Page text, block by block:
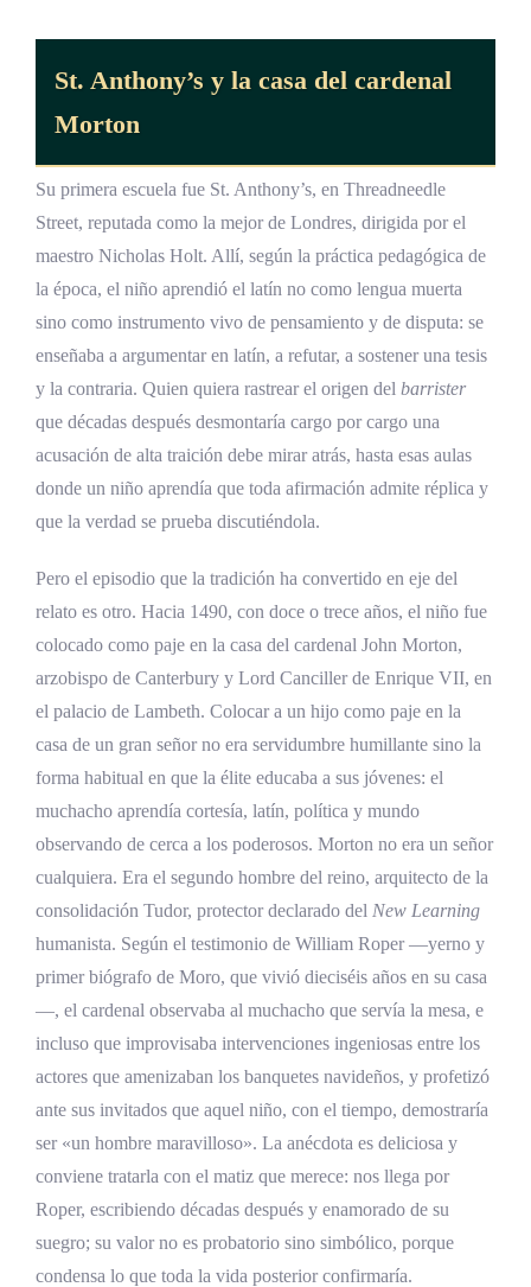
St. Anthony’s y la casa del cardenal
Morton
Su primera escuela fue St. Anthony’s, en Threadneedle
Street, reputada como la mejor de Londres, dirigida por el
maestro Nicholas Holt. Allí, según la práctica pedagógica de
la época, el niño aprendió el latín no como lengua muerta
sino como instrumento vivo de pensamiento y de disputa: se
enseñaba a argumentar en latín, a refutar, a sostener una tesis
y la contraria. Quien quiera rastrear el origen del barrister
que décadas después desmontaría cargo por cargo una
acusación de alta traición debe mirar atrás, hasta esas aulas
donde un niño aprendía que toda afirmación admite réplica y
que la verdad se prueba discutiéndola.
Pero el episodio que la tradición ha convertido en eje del
relato es otro. Hacia 1490, con doce o trece años, el niño fue
colocado como paje en la casa del cardenal John Morton,
arzobispo de Canterbury y Lord Canciller de Enrique VII, en
el palacio de Lambeth. Colocar a un hijo como paje en la
casa de un gran señor no era servidumbre humillante sino la
forma habitual en que la élite educaba a sus jóvenes: el
muchacho aprendía cortesía, latín, política y mundo
observando de cerca a los poderosos. Morton no era un señor
cualquiera. Era el segundo hombre del reino, arquitecto de la
consolidación Tudor, protector declarado del New Learning
humanista. Según el testimonio de William Roper —yerno y
primer biógrafo de Moro, que vivió dieciséis años en su casa
—, el cardenal observaba al muchacho que servía la mesa, e
incluso que improvisaba intervenciones ingeniosas entre los
actores que amenizaban los banquetes navideños, y profetizó
ante sus invitados que aquel niño, con el tiempo, demostraría
ser «un hombre maravilloso». La anécdota es deliciosa y
conviene tratarla con el matiz que merece: nos llega por
Roper, escribiendo décadas después y enamorado de su
suegro; su valor no es probatorio sino simbólico, porque
condensa lo que toda la vida posterior confirmaría.